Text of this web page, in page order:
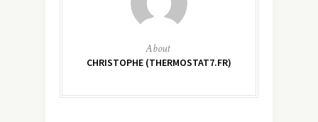
About
CHRISTOPHE (THERMOSTAT7.FR)